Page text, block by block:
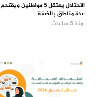
الاحتلال يعتقل 5 مواطنين ويقتحم
عدة مناطق بالضفة
منذ 5 ساعات